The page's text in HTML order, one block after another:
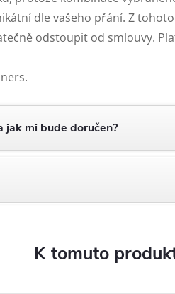
dle vašeho přání. Z
odstoupit od smlouvy.
mi bude doručen?
K tomuto